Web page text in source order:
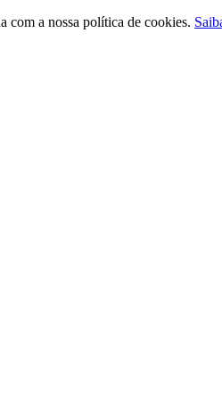
com a nossa política de cookies.